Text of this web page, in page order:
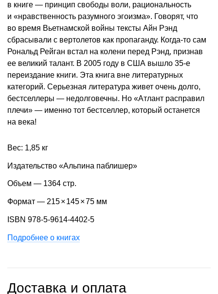
в книге — принцип свободы воли, рациональность
и «нравственность разумного эгоизма». Говорят, что
во время Вьетнамской войны тексты Айн Рэнд
сбрасывали с вертолетов как пропаганду. Когда-то сам
Рональд Рейган встал на колени перед Рэнд, признав
ее великий талант. В 2005 году в США вышло 35-е
переиздание книги. Эта книга вне литературных
категорий. Серьезная литература живет очень долго,
бестселлеры — недолговечны. Но «Атлант расправил
плечи» — именно тот бестселлер, который останется
на века!
Вес: 1,85 кг
Издательство «Альпина паблишер»
Объем — 1364 стр.
Формат — 215× 145×75 мм
ISBN 978-5-9614-4402-5
Подробнее о книгах
Доставка и оплата